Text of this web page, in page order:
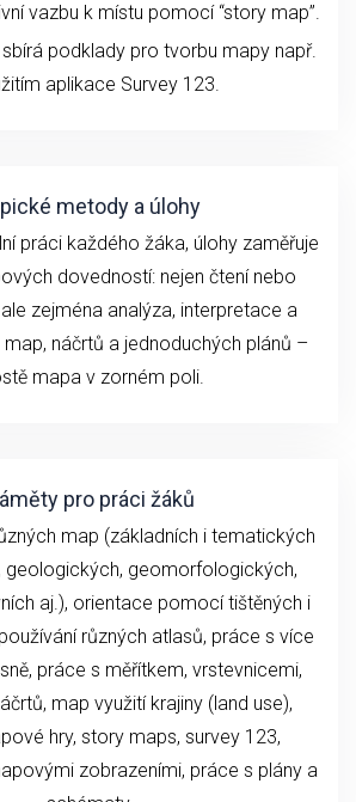
vazbu k místu pomocí “story map”.
podklady pro tvorbu mapy např.
aplikace Survey 123.
metody a úlohy
práci každého žáka, úlohy zaměřuje
dovedností: nejen čtení nebo
zejména analýza, interpretace a
náčrtů a jednoduchých plánů –
mapa v zorném poli.
pro práci žáků
map (základních i tematických
geologických, geomorfologických,
aj.), orientace pomocí tištěných i
různých atlasů, práce s více
práce s měřítkem, vrstevnicemi,
map využití krajiny (land use),
hry, story maps, survey 123,
zobrazeními, práce s plány a